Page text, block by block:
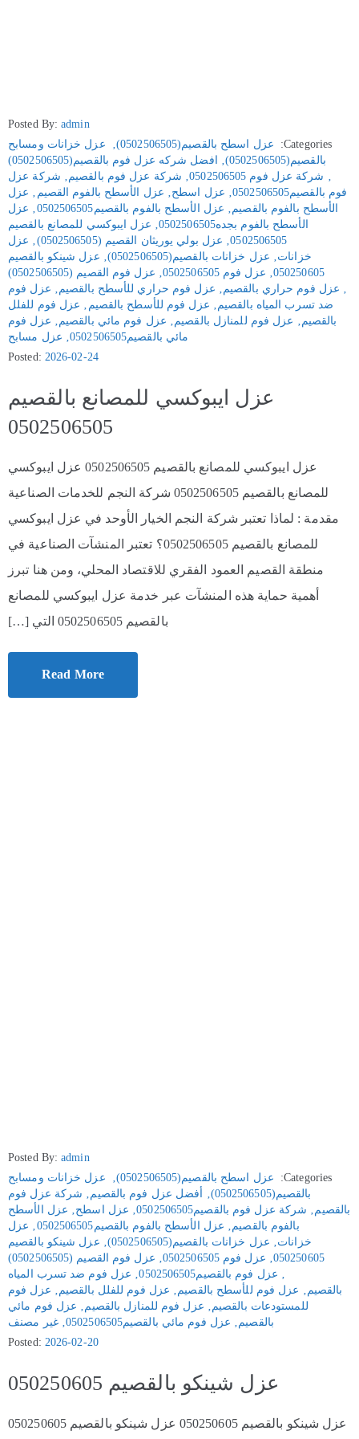
Posted By:admin
Categories:
عزل اسطح بالقصيم(0502506505) ‚
عزل خزانات ومسابح
بالقصيم(0502506505)
‚
افضل شركه عزل فوم بالقصيم(0502506505)
‚ شركة عزل فوم 0502506505 ‚ شركة عزل فوم بالقصيم‚ شركة عزل
فوم بالقصيم0502506505
‚ عزل اسطح‚ عزل الأسطح بالفوم القصيم ‚ عزل
الأسطح بالفوم بالقصيم‚ عزل الأسطح بالفوم بالقصيم0502506505 ‚ عزل
الأسطح بالفوم بجده0502506505
‚ عزل ايبوكسي للمصانع بالقصيم
0502506505
‚ عزل بولي يوريثان القصيم (0502506505) ‚ عزل
خزانات‚ عزل خزانات بالقصيم(0502506505) ‚ عزل شينكو بالقصيم
050250605
‚ عزل فوم 0502506505 ‚ عزل فوم القصيم (0502506505)
‚ عزل فوم حراري بالقصيم‚ عزل فوم حراري للأسطح بالقصيم‚ عزل فوم
ضد تسرب المياه بالقصيم‚ عزل فوم للأسطح بالقصيم ‚ عزل فوم للفلل
بالقصيم‚ عزل فوم للمنازل بالقصيم‚ عزل فوم مائي بالقصيم‚ عزل فوم
مائي بالقصيم0502506505
‚ عزل مسابح
Posted: 2026-02-24
عزل ايبوكسي للمصانع بالقصيم
0502506505
عزل ايبوكسي للمصانع بالقصيم 0502506505 عزل ايبوكسي
للمصانع بالقصيم 0502506505 شركة النجم للخدمات الصناعية
مقدمة : لماذا تعتبر شركة النجم الخيار الأوحد في عزل ايبوكسي
للمصانع بالقصيم 0502506505؟ تعتبر المنشآت الصناعية في
منطقة القصيم العمود الفقري للاقتصاد المحلي، ومن هنا تبرز
أهمية حماية هذه المنشآت عبر خدمة عزل ايبوكسي للمصانع
بالقصيم 0502506505 التي […]
Read More
Posted By:admin
Categories:
عزل اسطح بالقصيم(0502506505) ‚
عزل خزانات ومسابح
بالقصيم(0502506505)
‚ أفضل عزل فوم بالقصيم‚ شركة عزل فوم
بالقصيم‚ شركة عزل فوم بالقصيم0502506505 ‚ عزل اسطح‚ عزل الأسطح
بالفوم بالقصيم‚ عزل الأسطح بالفوم بالقصيم0502506505 ‚ عزل
خزانات‚ عزل خزانات بالقصيم(0502506505) ‚ عزل شينكو بالقصيم
050250605
‚ عزل فوم 0502506505 ‚ عزل فوم القصيم (0502506505)
‚ عزل فوم بالقصيم0502506505 ‚ عزل فوم ضد تسرب المياه
بالقصيم‚ عزل فوم للأسطح بالقصيم‚ عزل فوم للفلل بالقصيم‚ عزل فوم
للمستودعات بالقصيم‚ عزل فوم للمنازل بالقصيم‚ عزل فوم مائي
بالقصيم‚ عزل فوم مائي بالقصيم0502506505 ‚غير مصنف
Posted: 2026-02-20
عزل شينكو بالقصيم 050250605
عزل شينكو بالقصيم 050250605 عزل شينكو بالقصيم 050250605